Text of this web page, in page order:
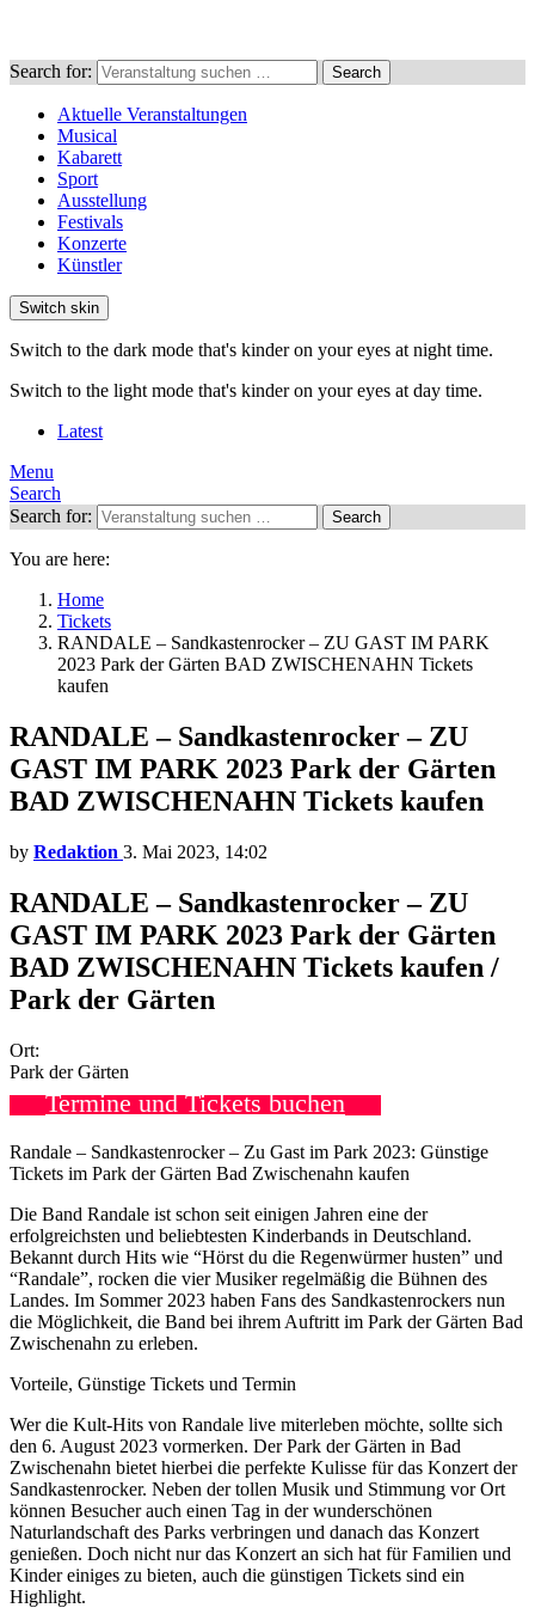
Search for: Search
Aktuelle Veranstaltungen
Musical
Kabarett
Sport
Ausstellung
Festivals
Konzerte
Künstler
Switch skin
Switch to the dark mode that's kinder on your eyes at night time.
Switch to the light mode that's kinder on your eyes at day time.
Latest
Menu
Search
Search for:
Search
You are here:
Home
Tickets
RANDALE – Sandkastenrocker – ZU GAST IM PARK
2023 Park der Gärten BAD ZWISCHENAHN Tickets
kaufen
RANDALE – Sandkastenrocker – ZU
GAST IM PARK 2023 Park der Gärten
BAD ZWISCHENAHN Tickets kaufen
by Redaktion 3. Mai 2023, 14:02
RANDALE – Sandkastenrocker – ZU
GAST IM PARK 2023 Park der Gärten
BAD ZWISCHENAHN Tickets kaufen /
Park der Gärten
Ort:
Park der Gärten
Termine und Tickets buchen
Randale – Sandkastenrocker – Zu Gast im Park 2023: Günstige
Tickets im Park der Gärten Bad Zwischenahn kaufen
Die Band Randale ist schon seit einigen Jahren eine der
erfolgreichsten und beliebtesten Kinderbands in Deutschland.
Bekannt durch Hits wie “Hörst du die Regenwürmer husten” und
“Randale”, rocken die vier Musiker regelmäßig die Bühnen des
Landes. Im Sommer 2023 haben Fans des Sandkastenrockers nun
die Möglichkeit, die Band bei ihrem Auftritt im Park der Gärten Bad
Zwischenahn zu erleben.
Vorteile, Günstige Tickets und Termin
Wer die Kult-Hits von Randale live miterleben möchte, sollte sich
den 6. August 2023 vormerken. Der Park der Gärten in Bad
Zwischenahn bietet hierbei die perfekte Kulisse für das Konzert der
Sandkastenrocker. Neben der tollen Musik und Stimmung vor Ort
können Besucher auch einen Tag in der wunderschönen
Naturlandschaft des Parks verbringen und danach das Konzert
genießen. Doch nicht nur das Konzert an sich hat für Familien und
Kinder einiges zu bieten, auch die günstigen Tickets sind ein
Highlight.